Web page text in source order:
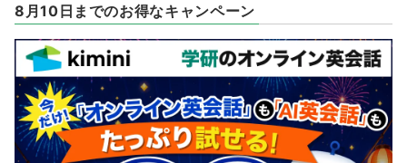
8月10日までのお得なキャンペーン